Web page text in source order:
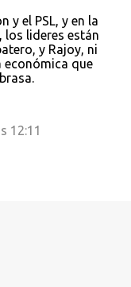
y el PSL, y en la
los lideres están
y Rajoy, ni
económica que
12:11